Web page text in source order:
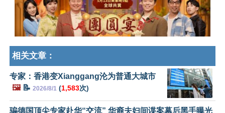
相关文章：
专家：香港变Xianggang沦为普通大城市
🖼️📝 2026/8/1 (1,583次)
骗德国顶尖专家赴华“交流” 华裔夫妇间谍案幕后黑手曝光